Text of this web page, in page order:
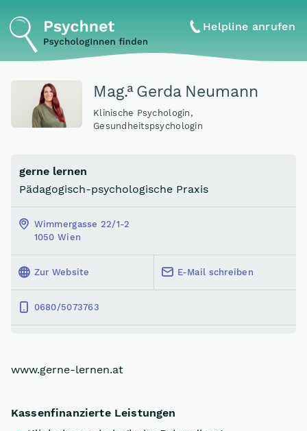
Helpline anrufen
Mag.aGerda Neumann
Klinische Psychologin,
Gesundheitspsychologin
gerne lernen
Pädagogisch-psychologische Praxis
Wimmergasse 22/1-2
1050 Wien
Zur Website E-Mail schreiben
0680/5073763
www.gerne-lernen.at
Kassenfinanzierte Leistungen